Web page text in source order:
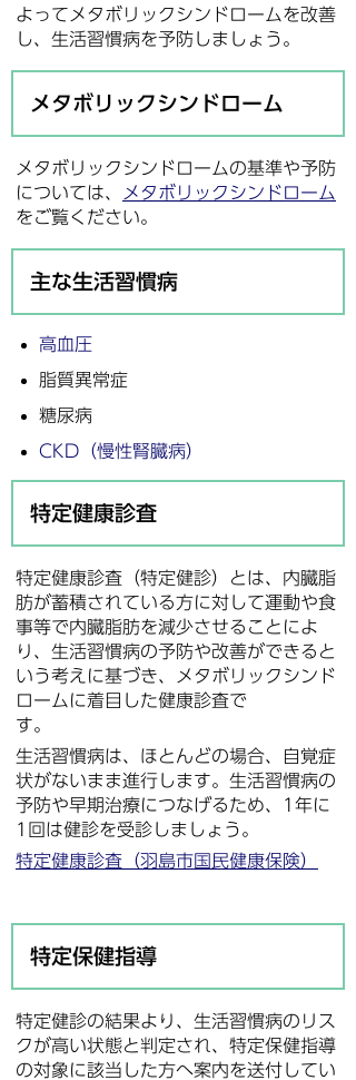
よってメタボリックシンドロームを改善
し、生活習慣病を予防しましょう。
メタボリックシンドローム
メタボリックシンドロームの基準や予防
については、
メタボリックシンドローム
をご覧ください。
主な生活習慣病
高血圧
脂質異常症
糖尿病
CKD（慢性腎臓病）
特定健康診査
特定健康診査（特定健診）とは、内臓脂
肪が蓄積されている方に対して運動や食
事等で内臓脂肪を減少させることによ
り、生活習慣病の予防や改善ができると
いう考えに基づき、メタボリックシンド
ロームに着目した健康診査で
す。
生活習慣病は、ほとんどの場合、自覚症
状がないまま進行します。生活習慣病の
予防や早期治療につなげるため、1年に
1回は健診を受診しましょう。
特定健康診査（羽島市国民健康保険）
特定保健指導
特定健診の結果より、生活習慣病のリス
クが高い状態と判定され、特定保健指導
の対象に該当した方へ案内を送付してい